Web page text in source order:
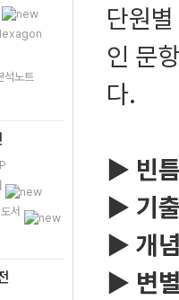
석노트
서
단원
인 문
다.
▶ 빈
▶ 기
▶ 개
▶ 변